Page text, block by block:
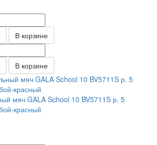
В корзине
В корзине
мяч GALA School 10 BV5711S р. 5
красный